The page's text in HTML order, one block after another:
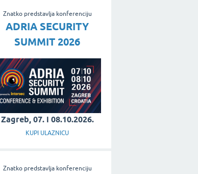
Znatko predstavlja konferenciju
ADRIA SECURITY
SUMMIT 2026
Zagreb, 07. i 08.10.2026.
KUPI ULAZNICU
Znatko predstavlja konferenciju